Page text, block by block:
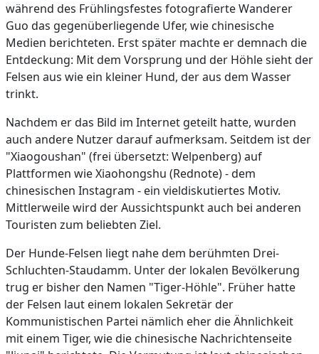
während des Frühlingsfestes fotografierte Wanderer
Guo das gegenüberliegende Ufer, wie chinesische
Medien berichteten. Erst später machte er demnach die
Entdeckung: Mit dem Vorsprung und der Höhle sieht der
Felsen aus wie ein kleiner Hund, der aus dem Wasser
trinkt.
Nachdem er das Bild im Internet geteilt hatte, wurden
auch andere Nutzer darauf aufmerksam. Seitdem ist der
"Xiaogoushan" (frei übersetzt: Welpenberg) auf
Plattformen wie Xiaohongshu (Rednote) - dem
chinesischen Instagram - ein vieldiskutiertes Motiv.
Mittlerweile wird der Aussichtspunkt auch bei anderen
Touristen zum beliebten Ziel.
Der Hunde-Felsen liegt nahe dem berühmten Drei-
Schluchten-Staudamm. Unter der lokalen Bevölkerung
trug er bisher den Namen "Tiger-Höhle". Früher hatte
der Felsen laut einem lokalen Sekretär der
Kommunistischen Partei nämlich eher die Ähnlichkeit
mit einem Tiger, wie die chinesische Nachrichtenseite